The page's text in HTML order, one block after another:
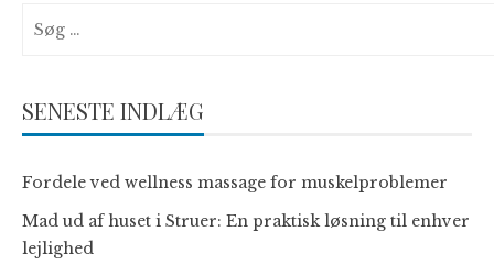
efter:
SENESTE INDLÆG
Fordele ved wellness massage for muskelproblemer
Mad ud af huset i Struer: En praktisk løsning til enhver
lejlighed